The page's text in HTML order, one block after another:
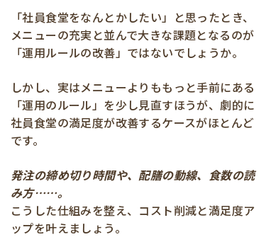
「社員食堂をなんとかしたい」と思ったとき、
メニューの充実と並んで大きな課題となるのが
「運用ルールの改善」ではないでしょうか。
しかし、実はメニューよりももっと手前にある
「運用のルール」を少し見直すほうが、劇的に
社員食堂の満足度が改善するケースがほとんど
です。
発注の締め切り時間や、配膳の動線、食数の読
み方……。
こうした仕組みを整え、コスト削減と満足度ア
ップを叶えましょう。